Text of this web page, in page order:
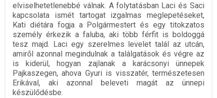
elviselhetetlenebbé válnak. A folytatásban Laci és Saci
kapcsolata ismét tartogat izgalmas meglepetéseket,
Kati diétára fogja a Polgármestert és egy titokzatos
személy érkezik a faluba, aki több férfit is boldoggá
tesz majd. Laci egy szerelmes levelet talál az utcán,
amiről azonnal megindulnak a találgatások és végre az
is kiderül, hogyan zajlanak a karácsonyi ünnepek
Pajkaszegen, ahova Gyuri is visszatér, természetesen
Erikával, aki azonnal beleveti magát az ünnepi
készülődésbe.